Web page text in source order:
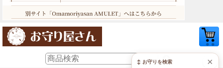
×
↕ お守りを検索